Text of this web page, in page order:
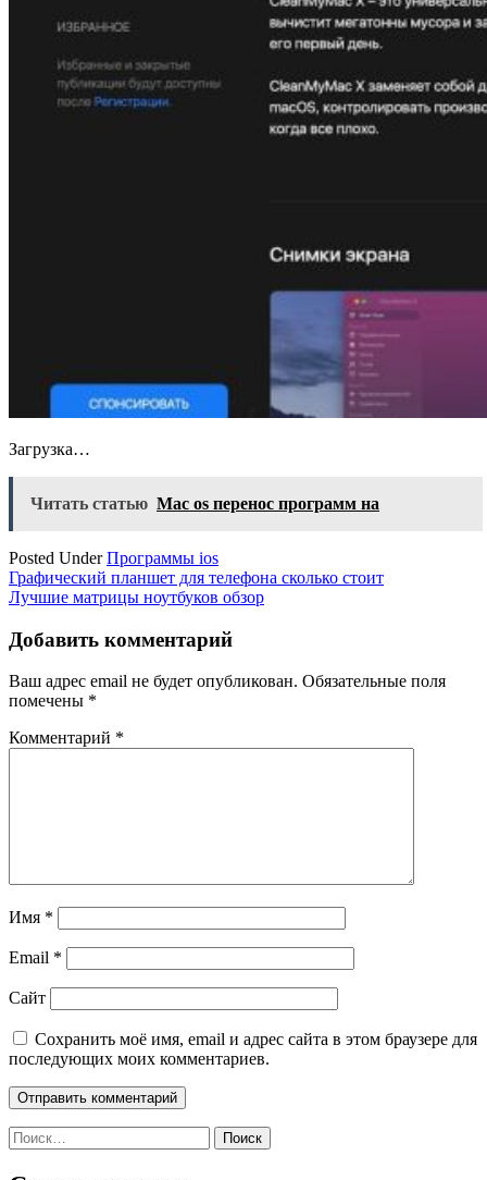
Загрузка…
Читать статью Mac os перенос программ на
Posted UnderПрограммы ios
Навигация
по
записям
Графический планшет для телефона сколько стоит
Лучшие матрицы ноутбуков обзор
Добавить комментарий
Ваш адрес email не будет опубликован. Обязательные поля
помечены *
Комментарий *
Имя *
Email *
Сайт
Сохранить моё имя, email и адрес сайта в этом браузере для
последующих моих комментариев.
Найти: